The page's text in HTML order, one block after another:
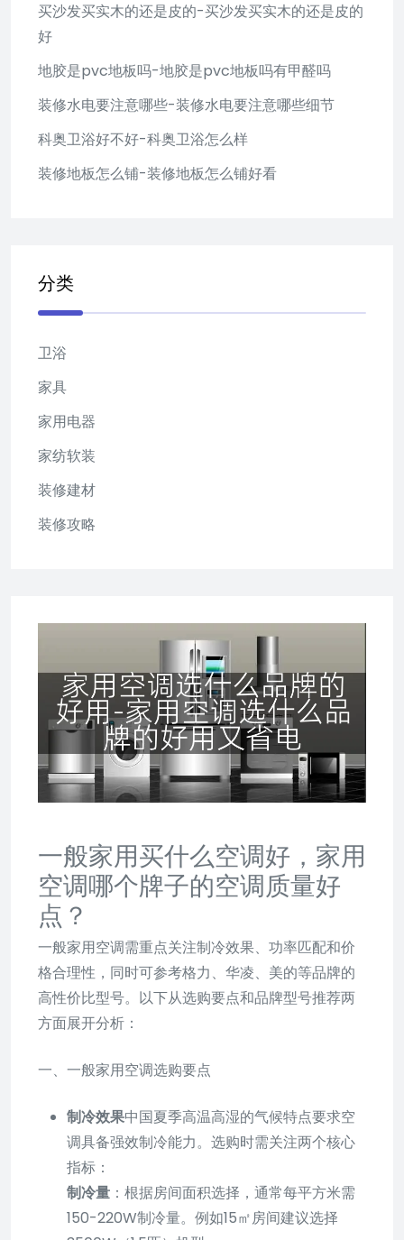
一般家用买什么空调好，家用
空调哪个牌子的空调质量好
点？
一般家用空调需重点关注制冷效果、功率匹配和价
格合理性，同时可参考格力、华凌、美的等品牌的
高性价比型号。以下从选购要点和品牌型号推荐两
方面展开分析：
一、一般家用空调选购要点
制冷效果中国夏季高温高湿的气候特点要求空
调具备强效制冷能力。选购时需关注两个核心
指标：
制冷量 ：根据房间面积选择，通常每平方米需
150-220W制冷量。例如15㎡房间建议选择
买沙发买实木的还是皮的-买沙发买实木的还是皮的
好
地胶是pvc地板吗-地胶是pvc地板吗有甲醛吗
装修水电要注意哪些-装修水电要注意哪些细节
科奥卫浴好不好-科奥卫浴怎么样
装修地板怎么铺-装修地板怎么铺好看
分类
卫浴
家具
家用电器
家纺软装
装修建材
装修攻略